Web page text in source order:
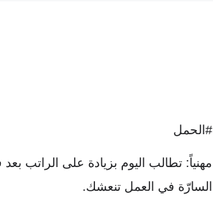
#الحمل
مهنياً: تطالب اليوم بزيادة على الراتب
السارّة في العمل تنعشك.